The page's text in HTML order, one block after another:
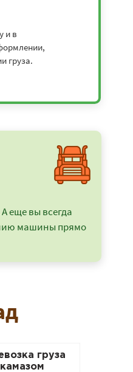
и в
груза.
еще вы всегда
машины прямо
груза
камазом